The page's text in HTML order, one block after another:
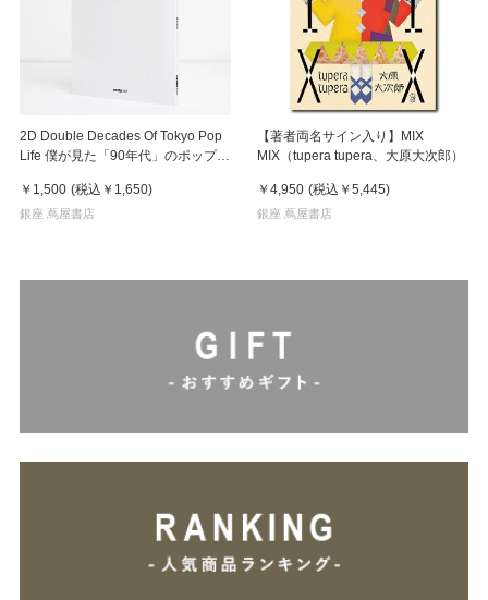
2D Double Decades Of Tokyo Pop
Life 僕が見た「90年代」のポップカ
￥1,500 (税込 ￥1,650)
銀座 蔦屋書店
【著者両名サイン入り】MIX
MIX（tupera tupera、大原大次郎）
￥4,950 (税込 ￥5,445)
銀座 蔦屋書店